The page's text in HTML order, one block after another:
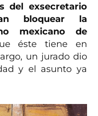
del exsecretario
bloquear la
mexicano de
éste tiene en
un jurado dio
y el asunto ya